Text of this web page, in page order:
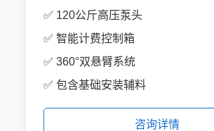
✅ 120公斤高压泵头
✅ 智能计费控制箱
✅ 360°双悬臂系统
✅ 包含基础安装辅料
咨询详情